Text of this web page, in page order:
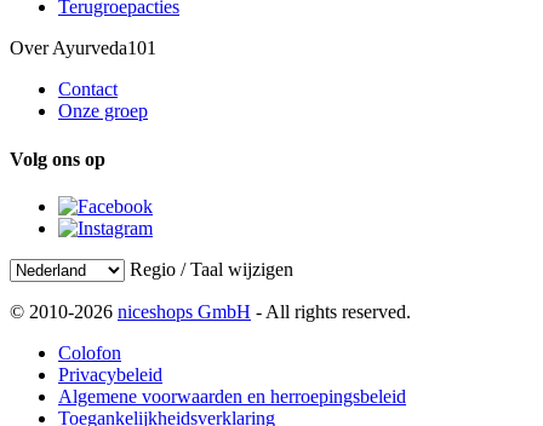
Terugroepacties
Over Ayurveda101
Contact
Onze groep
Volg ons op
Regio / Taal wijzigen
© 2010-2026 niceshops GmbH - All rights reserved.
Colofon
Privacybeleid
Algemene voorwaarden en herroepingsbeleid
Toegankelijkheidsverklaring